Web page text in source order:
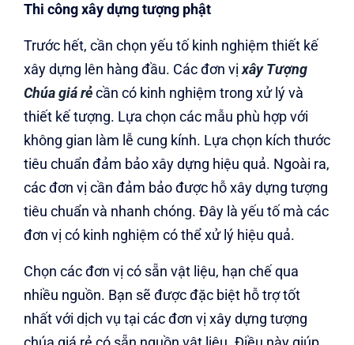
Thi công xây dựng tượng phật
Trước hết, cần chọn yếu tố kinh nghiệm thiết kế
xây dựng lên hàng đầu. Các đơn vị xây Tượng
Chúa giá rẻcần có kinh nghiệm trong xử lý và
thiết kế tượng. Lựa chọn các mẫu phù hợp với
không gian làm lễ cung kính. Lựa chọn kích thước
tiêu chuẩn đảm bảo xây dựng hiệu quả. Ngoài ra,
các đơn vị cần đảm bảo được hỗ xây dựng tượng
tiêu chuẩn và nhanh chóng. Đây là yếu tố mà các
đơn vị có kinh nghiệm có thể xử lý hiệu quả.
Chọn các đơn vị có sẵn vật liệu, hạn chế qua
nhiều nguồn. Bạn sẽ được đặc biệt hỗ trợ tốt
nhất với dịch vụ tại các đơn vị xây dựng tượng